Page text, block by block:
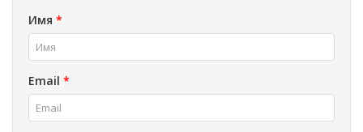
Имя *
Email *